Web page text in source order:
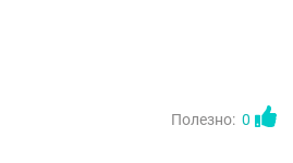
Полезно: 0